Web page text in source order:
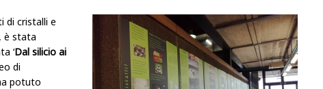
di cristalli e
, è stata
‘Dal silicio ai
di
potuto